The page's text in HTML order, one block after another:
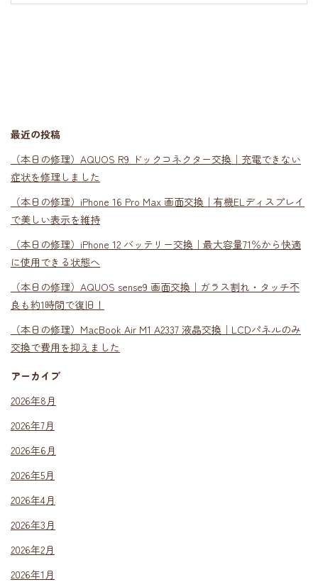
最近の投稿
（本日の修理）AQUOS R9 ドックコネクター交換｜充電できない
症状を修理しました
（本日の修理）iPhone 16 Pro Max 画面交換｜有機ELディスプレイ
で美しい表示を維持
（本日の修理）iPhone 12 バッテリー交換｜最大容量71％から快適
に使用できる状態へ
（本日の修理）AQUOS sense9 画面交換｜ガラス割れ・タッチ不
良も約1時間で復旧！
（本日の修理）MacBook Air M1 A2337 液晶交換｜LCDパネルのみ
交換で費用を抑えました
アーカイブ
2026年8月
2026年7月
2026年6月
2026年5月
2026年4月
2026年3月
2026年2月
2026年1月